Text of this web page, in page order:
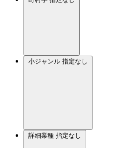
小ジャンル 指定なし
詳細業種 指定なし